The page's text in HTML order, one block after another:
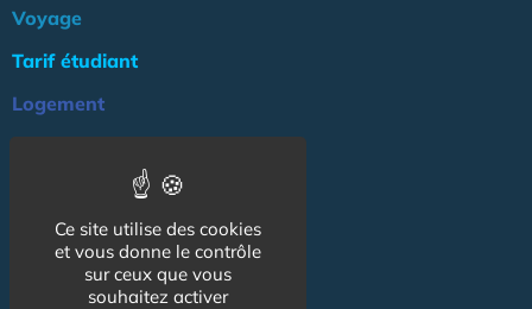
Voyage
Tarif étudiant
Logement
Association
NOS AUTRES SITES :
Ce site utilise des cookies
et vous donne le contrôle
sur ceux que vous
souhaitez activer